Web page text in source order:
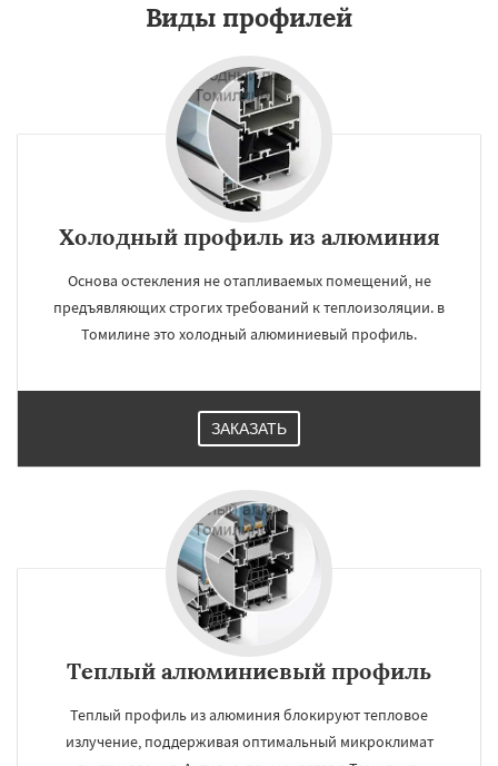
Виды профилей
Холодный профиль из алюминия
Основа остекления не отапливаемых помещений, не
предъявляющих строгих требований к теплоизоляции. в
Томилине это холодный алюминиевый профиль.
ЗАКАЗАТЬ
Теплый алюминиевый профиль
Теплый профиль из алюминия блокируют тепловое
излучение, поддерживая оптимальный микроклимат